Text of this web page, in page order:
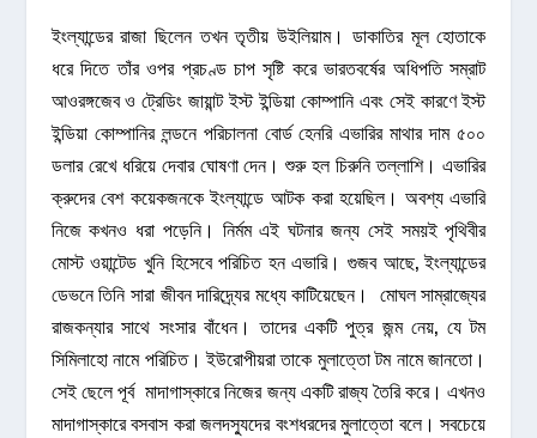
ইংল্যান্ডের রাজা ছিলেন তখন তৃতীয় উইলিয়াম। ডাকাতির মূল হোতাকে
ধরে দিতে তাঁর ওপর প্রচণ্ড চাপ সৃষ্টি করে ভারতবর্ষের অধিপতি সম্রাট
আওরঙ্গজেব ও ট্রেডিং জায়ান্ট ইস্ট ইন্ডিয়া কোম্পানি এবং সেই কারণে ইস্ট
ইন্ডিয়া কোম্পানির লন্ডনে পরিচালনা বোর্ড হেনরি এভারির মাথার দাম ৫০০
ডলার রেখে ধরিয়ে দেবার ঘোষণা দেন। শুরু হল চিরুনি তল্লাশি। এভারির
ক্রুদের বেশ কয়েকজনকে ইংল্যান্ডে আটক করা হয়েছিল। অবশ্য এভারি
নিজে কখনও ধরা পড়েনি। নির্মম এই ঘটনার জন্য সেই সময়ই পৃথিবীর
মোস্ট ওয়ান্টেড খুনি হিসেবে পরিচিত হন এভারি। গুজব আছে, ইংল্যান্ডের
ডেভনে তিনি সারা জীবন দারিদ্র্যের মধ্যে কাটিয়েছেন। মোঘল সাম্রাজ্যের
রাজকন্যার সাথে সংসার বাঁধেন। তাদের একটি পুত্র জন্ম নেয়, যে টম
সিমিলাহো নামে পরিচিত। ইউরোপীয়রা তাকে মুলাত্তো টম নামে জানতো।
সেই ছেলে পূর্ব মাদাগাস্কারে নিজের জন্য একটি রাজ্য তৈরি করে। এখনও
মাদাগাস্কারে বসবাস করা জলদস্যুদের বংশধরদের মুলাত্তো বলে। সবচেয়ে